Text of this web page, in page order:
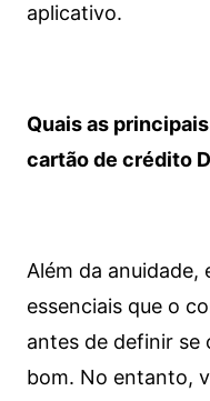
aplicativo.
Quais as
cartão de crédito
Além da
essenciais que o
antes de definir se
bom. No entanto,